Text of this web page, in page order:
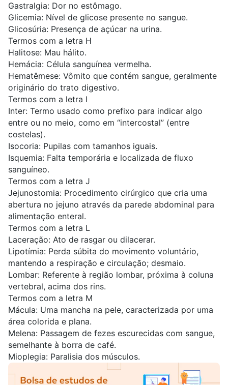
Gastralgia: Dor no estômago.
Glicemia: Nível de glicose presente no sangue.
Glicosúria: Presença de açúcar na urina.
Termos com a letra H
Halitose: Mau hálito.
Hemácia: Célula sanguínea vermelha.
Hematêmese: Vômito que contém sangue, geralmente
originário do trato digestivo.
Termos com a letra I
Inter: Termo usado como prefixo para indicar algo
entre ou no meio, como em “intercostal” (entre
costelas).
Isocoria: Pupilas com tamanhos iguais.
Isquemia: Falta temporária e localizada de fluxo
sanguíneo.
Termos com a letra J
Jejunostomia: Procedimento cirúrgico que cria uma
abertura no jejuno através da parede abdominal para
alimentação enteral.
Termos com a letra L
Laceração: Ato de rasgar ou dilacerar.
Lipotímia: Perda súbita do movimento voluntário,
mantendo a respiração e circulação; desmaio.
Lombar: Referente à região lombar, próxima à coluna
vertebral, acima dos rins.
Termos com a letra M
Mácula: Uma mancha na pele, caracterizada por uma
área colorida e plana.
Melena: Passagem de fezes escurecidas com sangue,
semelhante à borra de café.
Mioplegia: Paralisia dos músculos.